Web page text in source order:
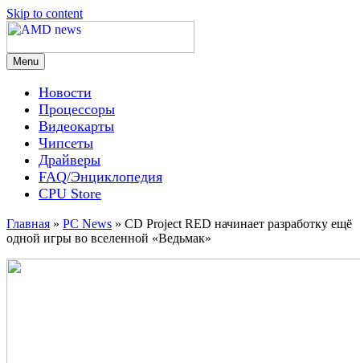
Skip to content
AMD news
Menu
Новости
Процессоры
Видеокарты
Чипсеты
Драйверы
FAQ/Энциклопедия
CPU Store
Главная » PC News » CD Project RED начинает разработку ещё
одной игры во вселенной «Ведьмак»